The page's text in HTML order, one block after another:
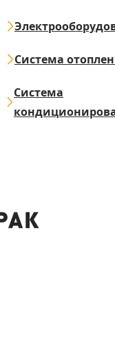
Система
Система